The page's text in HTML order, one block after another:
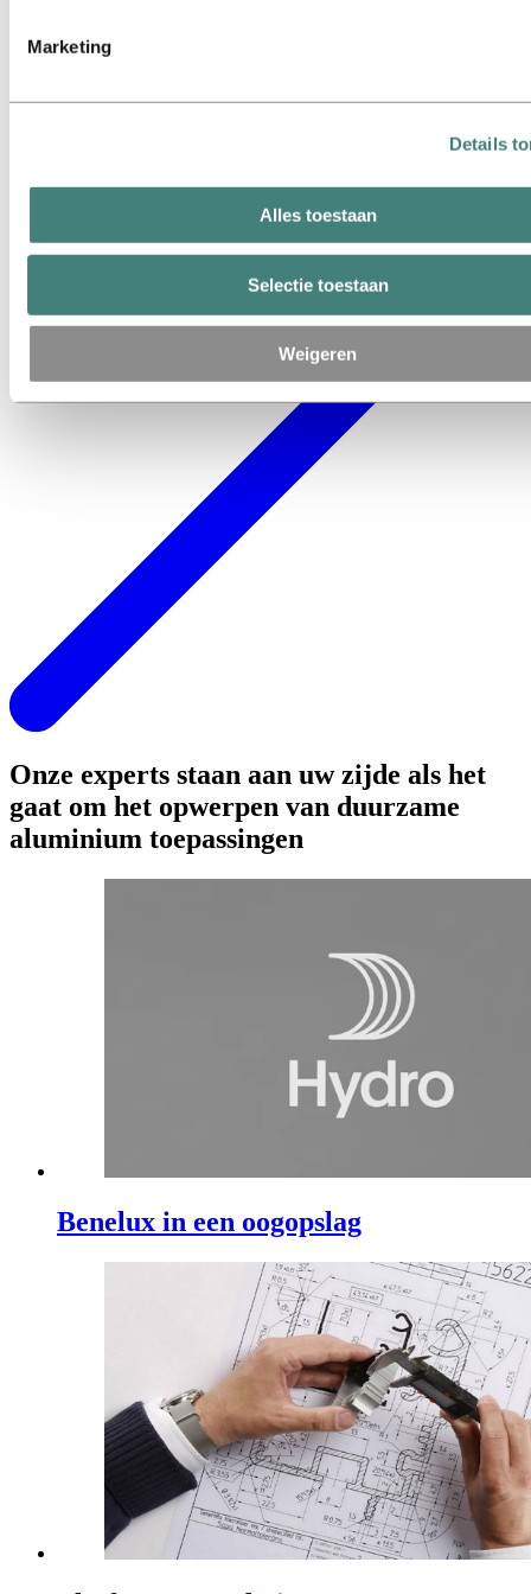
Marketing
Details
Alles toestaan
Selectie toestaan
Weigeren
Onze experts staan aan uw zijde als het
gaat om het opwerpen van duurzame
aluminium toepassingen
Benelux in een oogopslag